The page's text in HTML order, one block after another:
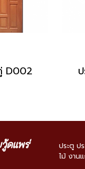
D002
ดแพร่
ประตู ป
ไม้ งาน